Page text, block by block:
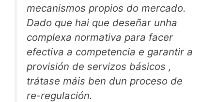
mecanismos propios do mercado.
Dado que hai que deseñar unha
complexa normativa para facer
efectiva a competencia e garantir a
provisión de servizos básicos ,
trátase máis ben dun proceso de
re-regulación.